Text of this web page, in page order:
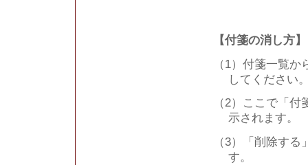
【付箋の消し方】
（1）付箋一覧
してください
（2）ここで「
示されます。
（3）「削除す
す。